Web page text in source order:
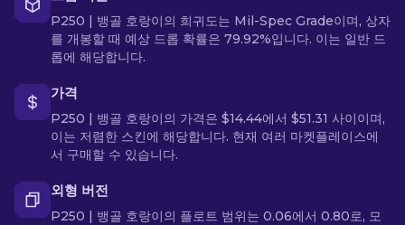
P250 | 뱅골 호랑이의 희귀도는 Mil-Spec Grade이며, 상자
를 개봉할 때 예상 드롭 확률은 79.92%입니다. 이는 일반 드
롭에 해당합니다.
가격
P250 | 뱅골 호랑이의 가격은 $14.44에서 $51.31 사이이며,
이는 저렴한 스킨에 해당합니다. 현재 여러 마켓플레이스에
서 구매할 수 있습니다.
외형 버전
P250 | 뱅골 호랑이의 플로트 범위는 0.06에서 0.80로, 모